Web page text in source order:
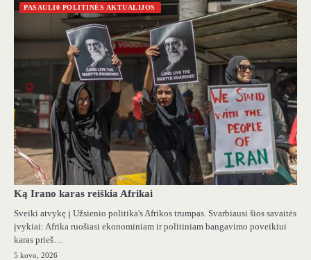
PASAULI0 POLITINĖS AKTUALIJOS
Ką Irano karas reiškia Afrikai
Sveiki atvykę į Užsienio politika's Afrikos trumpas. Svarbiausi šios savaitės
įvykiai: Afrika ruošiasi ekonominiam ir politiniam bangavimo poveikiui
karas prieš…
5 kovo, 2026